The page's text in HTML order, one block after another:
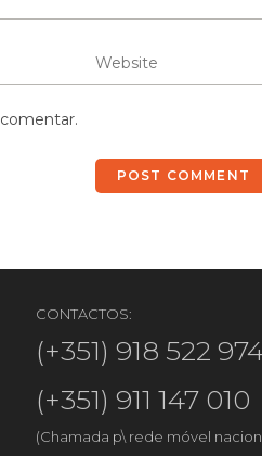
CONTACTOS:
(+351) 918 522
(+351) 911 147 010
(Chamada p\ rede móvel